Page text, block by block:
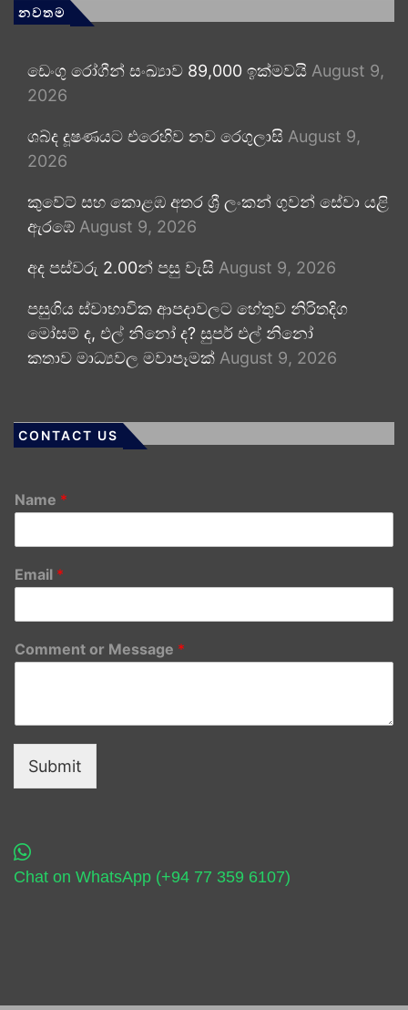
නවතම
ඩෙංගු රෝගීන් සංඛ්‍යාව 89,000 ඉක්මවයි August 9,
2026
ශබ්ද දූෂණයට එරෙහිව නව රෙගුලාසි August 9,
2026
කුවේට් සහ කොළඹ අතර ශ්‍රී ලංකන් ගුවන් සේවා යළි
ඇරඹේ August 9, 2026
අද පස්වරු 2.00න් පසු වැසි August 9, 2026
පසුගිය ස්වාභාවික ආපදාවලට හේතුව නිරිතදිග
මෝසම් ද, එල් නිනෝ ද? සුපර් එල් නිනෝ
කතාව මාධ්‍යවල මවාපෑමක් August 9, 2026
CONTACT US
Name *
Email *
Comment or Message *
Submit
Chat on WhatsApp (+94 77 359 6107)